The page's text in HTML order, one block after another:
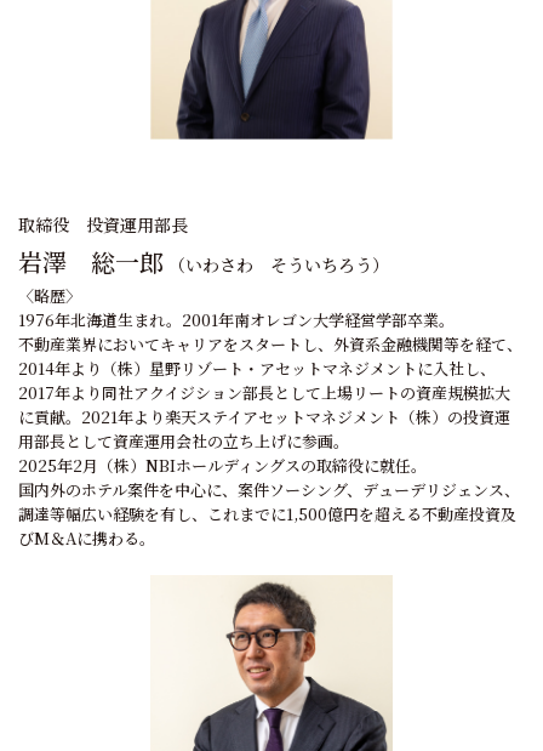
取締役 投資運用部長
岩澤 総一郎 （いわさわ そういちろう）
〈略歴〉
1976年北海道生まれ。2001年南オレゴン大学経営学部卒業。
不動産業界においてキャリアをスタートし、外資系金融機関等を経て、
2014年より（株）星野リゾート・アセットマネジメントに入社し、
2017年より同社アクイジション部長として上場リートの資産規模拡大
に貢献。2021年より楽天ステイアセットマネジメント（株）の投資運
用部長として資産運用会社の立ち上げに参画。
2025年2月（株）NBIホールディングスの取締役に就任。
国内外のホテル案件を中心に、案件ソーシング、デューデリジェンス、
調達等幅広い経験を有し、これまでに1,500億円を超える不動産投資及
びM＆Aに携わる。